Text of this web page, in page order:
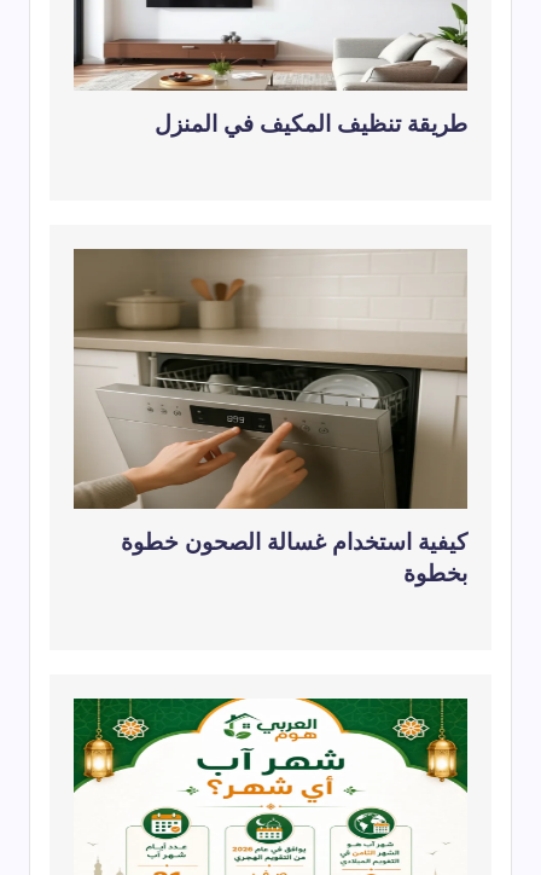
طريقة تنظيف المكيف في المنزل
كيفية استخدام غسالة الصحون خطوة
بخطوة